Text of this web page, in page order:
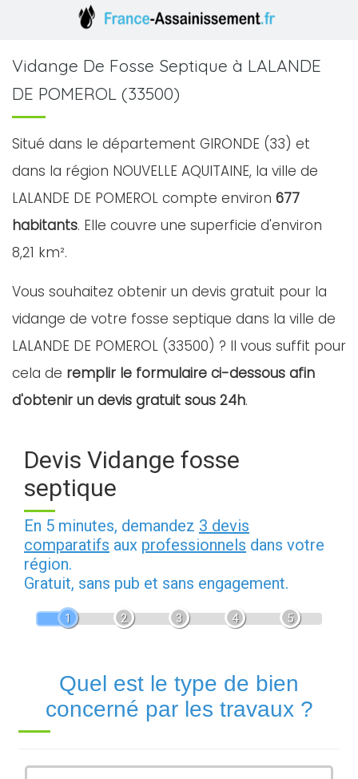
Vidange De Fosse Septique à LALANDE
DE POMEROL (33500)
Situé dans le département GIRONDE (33) et
dans la région NOUVELLE AQUITAINE, la ville de
LALANDE DE POMEROL compte environ 677
habitants. Elle couvre une superficie d'environ
8,21 km².
Vous souhaitez obtenir un devis gratuit pour la
vidange de votre fosse septique dans la ville de
LALANDE DE POMEROL (33500) ? Il vous suffit pour
cela de remplir le formulaire ci-dessous afin
d'obtenir un devis gratuit sous 24h.
Devis Vidange fosse
septique
En 5 minutes, demandez 3 devis
comparatifs aux professionnels dans votre
région.
Gratuit, sans pub et sans engagement.
1 2 3 4 5
Quel est le type de bien
concerné par les travaux ?